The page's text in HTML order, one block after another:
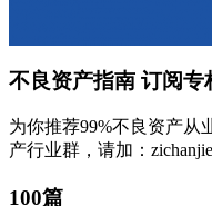
不良资产指南 订阅专
为你推荐99%不良资产从
产行业群，请加：
100篇